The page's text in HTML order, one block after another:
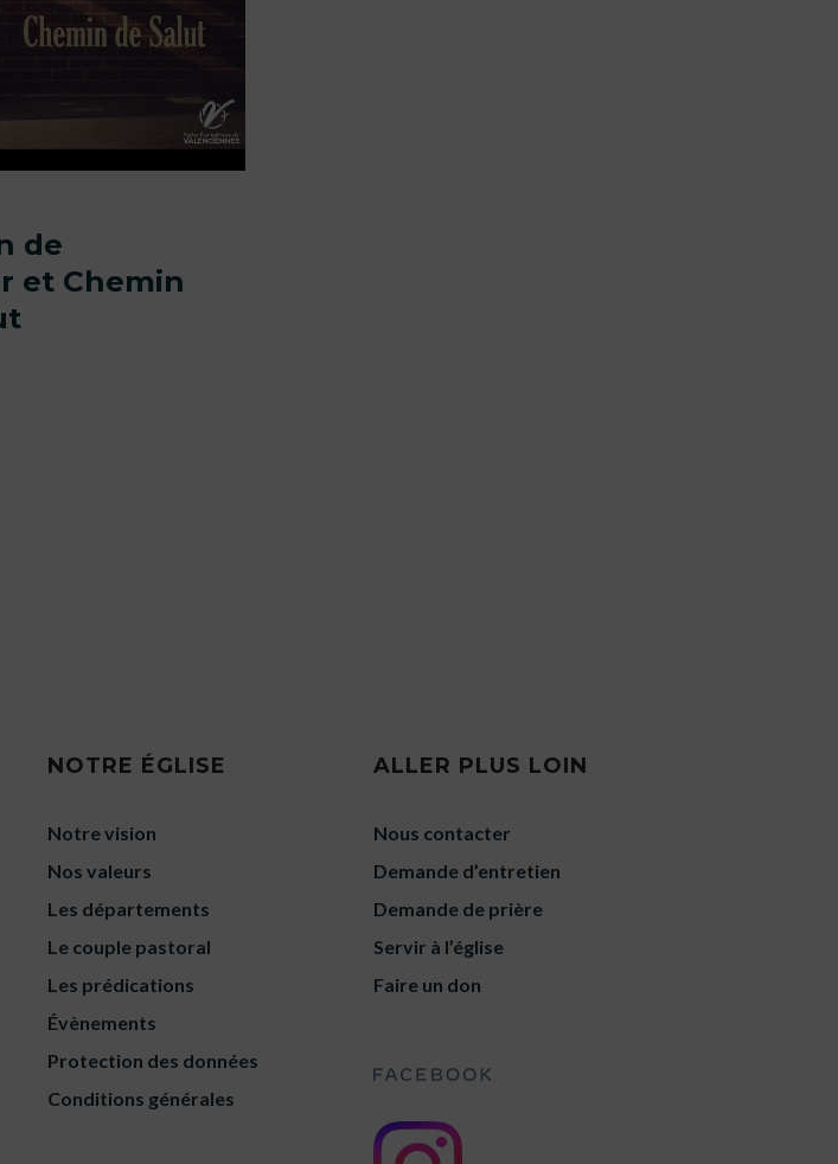
de
et Chemin
NOTRE ÉGLISE
Notre vision
Nos valeurs
Les départements
Le couple pastoral
Les prédications
Évènements
Protection des données
Conditions générales
ALLER PLUS LOIN
Nous contacter
Demande d’entretien
Demande de prière
Servir à l’église
Faire un don